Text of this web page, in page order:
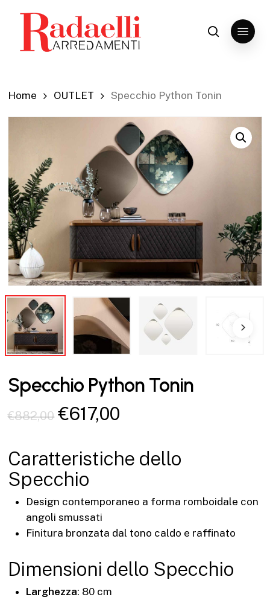
content
search
Menu
Home OUTLET Specchio Python Tonin
Specchio Python Tonin
€882,00 Il
originale
era:
€882,00.
€617,00
attuale
è:
Caratteristiche dello
Specchio
Design contemporaneo a forma romboidale con
angoli smussati
Finitura bronzata dal tono caldo e raffinato
Dimensioni dello Specchio
Larghezza: 80 cm
Close